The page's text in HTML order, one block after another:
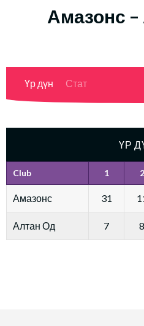
Амазонс
Үр дүн Стат
ҮР
Club 1 2
Амазонс 31
Алтан Од 7 8